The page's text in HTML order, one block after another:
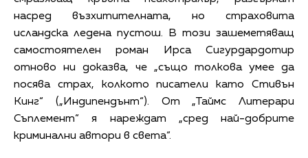
насред възхитителната, но страховита
исландска ледена пустош. В този зашеметяващ
самостоятелен роман Ирса Сигурдардотир
отново ни доказва, че „също толкова умее да
посява страх, колкото писатели като Стивън
Кинг“ („Индипендънт“). От „Таймс Литерари
Съплемент“ я нареждат „сред най-добрите
криминални автори в света“.